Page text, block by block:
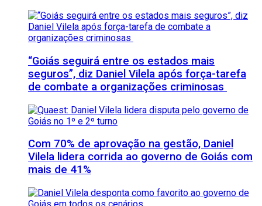
“Goiás seguirá entre os estados mais
seguros”, diz Daniel Vilela após força-tarefa
de combate a organizações criminosas
Com 70% de aprovação na gestão, Daniel
Vilela lidera corrida ao governo de Goiás com
mais de 41%